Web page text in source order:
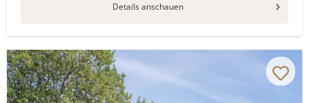
Details anschauen